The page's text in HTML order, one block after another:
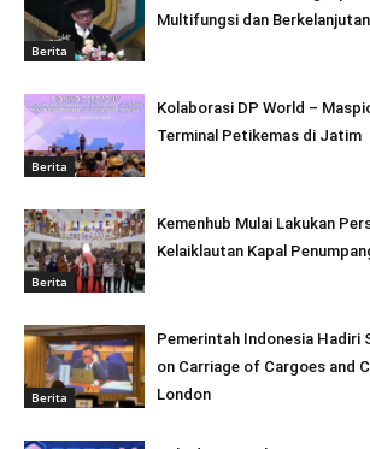
Berita
Multifungsi dan Berkelanjutan
Berita
Kolaborasi DP World –
Terminal Petikemas di Jatim
Berita
Kemenhub Mulai Lakukan
Kelaiklautan Kapal
Berita
Pemerintah Indonesia Hadiri
on Carriage of Cargoes and
London